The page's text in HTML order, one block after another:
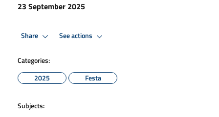
23 September 2025
Share See actions
Categories:
2025
Festa
Subjects: